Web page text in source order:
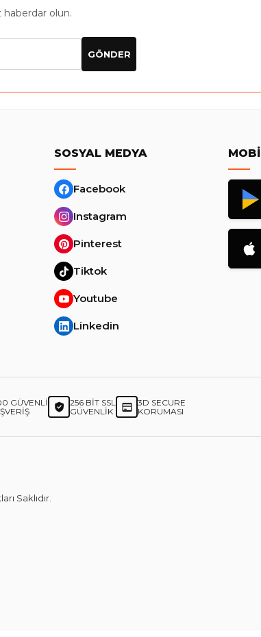
haberdar olun.
GÖNDER
SOSYAL MEDYA
Facebook
Instagram
Pinterest
Tiktok
Youtube
Linkedin
GÜVENLI
256 BIT SSL
GÜVENLIK
3D SECURE
KORUMASI
Saklıdır.